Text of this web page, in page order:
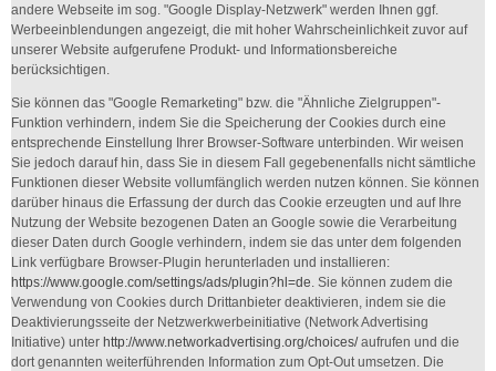
andere Webseite im sog. "Google Display-Netzwerk" werden Ihnen ggf.
Werbeeinblendungen angezeigt, die mit hoher Wahrscheinlichkeit zuvor auf
unserer Website aufgerufene Produkt- und Informationsbereiche
berücksichtigen.
Sie können das "Google Remarketing" bzw. die "Ähnliche Zielgruppen"-
Funktion verhindern, indem Sie die Speicherung der Cookies durch eine
entsprechende Einstellung Ihrer Browser-Software unterbinden. Wir weisen
Sie jedoch darauf hin, dass Sie in diesem Fall gegebenenfalls nicht sämtliche
Funktionen dieser Website vollumfänglich werden nutzen können. Sie können
darüber hinaus die Erfassung der durch das Cookie erzeugten und auf Ihre
Nutzung der Website bezogenen Daten an Google sowie die Verarbeitung
dieser Daten durch Google verhindern, indem sie das unter dem folgenden
Link verfügbare Browser-Plugin herunterladen und installieren:
https://www.google.com/settings/ads/plugin?hl=de . Sie können zudem die
Verwendung von Cookies durch Drittanbieter deaktivieren, indem sie die
Deaktivierungsseite der Netzwerkwerbeinitiative (Network Advertising
Initiative) unter http://www.networkadvertising.org/choices/aufrufen und die
dort genannten weiterführenden Information zum Opt-Out umsetzen. Die